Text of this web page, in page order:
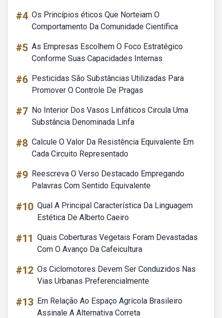
#4 Os Princípios éticos Que Norteiam O
Comportamento Da Comunidade Científica
#5 As Empresas Escolhem O Foco Estratégico
Conforme Suas Capacidades Internas
#6 Pesticidas São Substâncias Utilizadas Para
Promover O Controle De Pragas
#7 No Interior Dos Vasos Linfáticos Circula Uma
Substância Denominada Linfa
#8 Calcule O Valor Da Resistência Equivalente Em
Cada Circuito Representado
#9 Reescreva O Verso Destacado Empregando
Palavras Com Sentido Equivalente
#10 Qual A Principal Característica Da Linguagem
Estética De Alberto Caeiro
#11 Quais Coberturas Vegetais Foram Devastadas
Com O Avanço Da Cafeicultura
#12 Os Ciclomotores Devem Ser Conduzidos Nas
Vias Urbanas Preferencialmente
#13 Em Relação Ao Espaço Agrícola Brasileiro
Assinale A Alternativa Correta